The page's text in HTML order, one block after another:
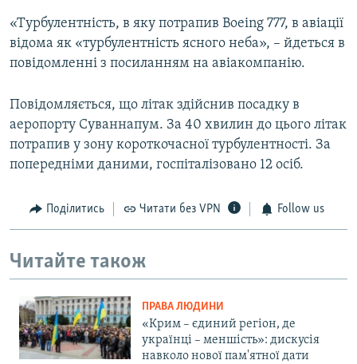
«Турбулентність, в яку потрапив Boeing 777, в авіації
відома як «турбулентність ясного неба», – йдеться в
повідомленні з посиланням на авіакомпанію.
Повідомляється, що літак здійснив посадку в
аеропорту Суваннапум. За 40 хвилин до цього літак
потрапив у зону короткочасної турбулентності. За
попередніми даними, госпіталізовано 12 осіб.
Поділитись Читати без VPN Follow us
Читайте також
ПРАВА ЛЮДИНИ
«Крим – єдиний регіон, де
українці – меншість»: дискусія
навколо нової пам'ятної дати